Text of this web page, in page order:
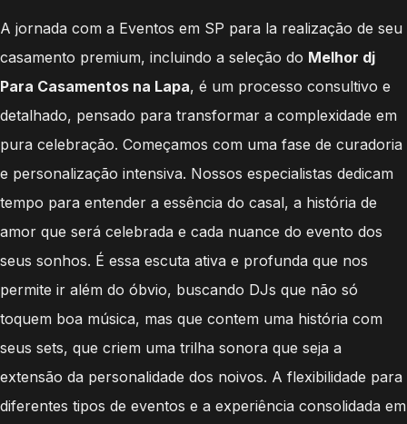
A jornada com a Eventos em SP para la realização de seu
casamento premium, incluindo a seleção do Melhor dj
Para Casamentos na Lapa, é um processo consultivo e
detalhado, pensado para transformar a complexidade em
pura celebração. Começamos com uma fase de curadoria
e personalização intensiva. Nossos especialistas dedicam
tempo para entender a essência do casal, a história de
amor que será celebrada e cada nuance do evento dos
seus sonhos. É essa escuta ativa e profunda que nos
permite ir além do óbvio, buscando DJs que não só
toquem boa música, mas que contem uma história com
seus sets, que criem uma trilha sonora que seja a
extensão da personalidade dos noivos. A flexibilidade para
diferentes tipos de eventos e a experiência consolidada em